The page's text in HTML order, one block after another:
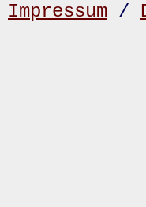
Impressum /